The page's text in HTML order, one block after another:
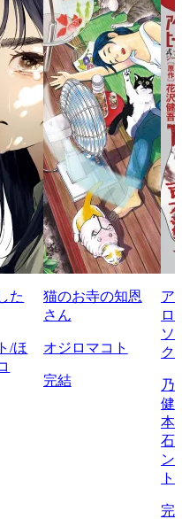
た
/ほ
猫のお寺の知恩
さん
オジロマコト
完結
ア
ロ
ソ
ク
乃
健
本
石
ン
ト
完